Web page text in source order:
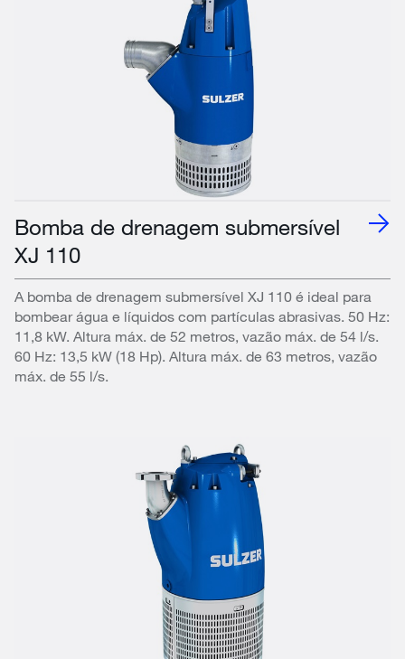
Bomba de drenagem submersível
XJ 110
A bomba de drenagem submersível XJ 110 é ideal para
bombear água e líquidos com partículas abrasivas. 50 Hz:
11,8 kW. Altura máx. de 52 metros, vazão máx. de 54 l/s.
60 Hz: 13,5 kW (18 Hp). Altura máx. de 63 metros, vazão
máx. de 55 l/s.